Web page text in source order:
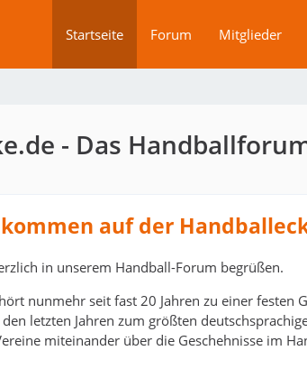
Startseite Forum Mitglieder
- Das
auf der
in unserem Handball-Forum begrüßen.
nunmehr seit fast 20 Jahren zu einer
letzten Jahren zum größten
miteinander über die Geschehnisse im